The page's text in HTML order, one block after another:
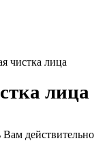
чистка лица
лица
действительно